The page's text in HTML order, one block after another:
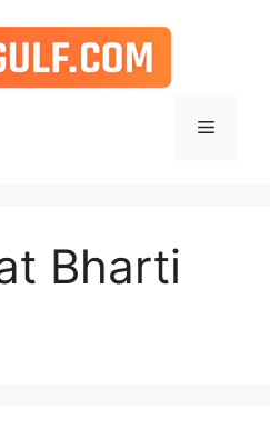
Menu
Bharti